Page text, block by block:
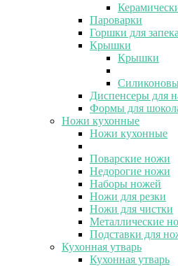
Пароварки
Горшки для
Крышки
Крышки
Диспенсеры для
Формы для
Ножи кухонные
Ножи кухонные
Поварские ножи
Недорогие ножи
Наборы ножей
Ножи для резки
Ножи для чистки
Металлические
Подставки для
Кухонная утварь
Кухонная утварь